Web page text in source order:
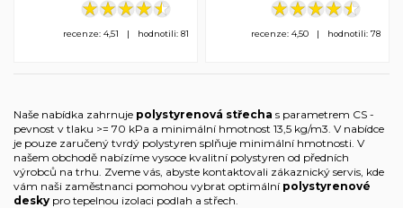
recenze: 4,51 | hodnotili: 81 recenze: 4,50 | hodnotili: 78
Naše nabídka zahrnuje polystyrenová střecha s parametrem CS -
pevnost v tlaku >= 70 kPa a minimální hmotnost 13,5 kg/m3. V nabídce
je pouze zaručený tvrdý polystyren splňuje minimální hmotnosti. V
našem obchodě nabízíme vysoce kvalitní polystyren od předních
výrobců na trhu. Zveme vás, abyste kontaktovali zákaznický servis, kde
vám naši zaměstnanci pomohou vybrat optimální polystyrenové
desky pro tepelnou izolaci podlah a střech.